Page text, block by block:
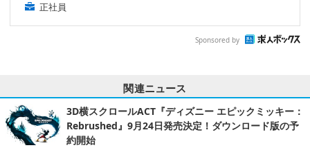
正社員
Sponsored by
関連ニュース
3D横スクロールACT『ディズニー エピックミッキー：
Rebrushed』9月24日発売決定！ダウンロード版の予
約開始